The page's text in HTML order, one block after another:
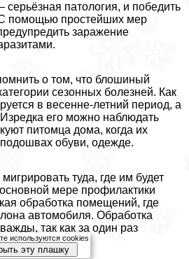
патология, и победить
помощью простейших мер
заражение
о том, что блошиный
сезонных болезней. Как
в весенне-летний период, а
его можно наблюдать
питомца дома, когда их
обуви, одежде.
туда, где им будет
мере профилактики
обработка помещений, где
автомобиля. Обработка
так как за один раз
невозможно.
используются cookies
эту плашку